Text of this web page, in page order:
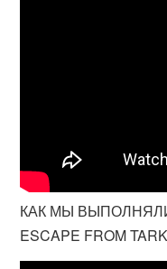
КАК МЫ
ESCAPE FROM